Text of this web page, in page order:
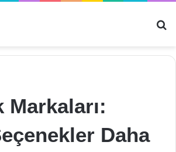
Markaları:
Daha